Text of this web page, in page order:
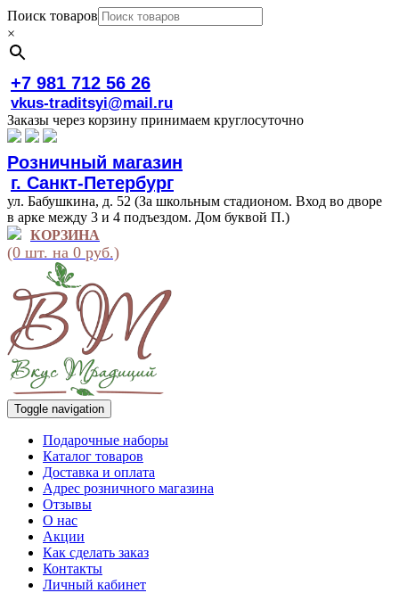
Поиск товаров
×
+7 981 712 56 26
vkus-traditsyi@mail.ru
Заказы через корзину принимаем круглосуточно
Розничный магазин
г. Санкт-Петербург
ул. Бабушкина, д. 52 (За школьным стадионом. Вход во дворе
в арке между 3 и 4 подъездом. Дом буквой П.)
КОРЗИНА
(0 шт. на 0 руб.)
Toggle navigation
Подарочные наборы
Каталог товаров
Доставка и оплата
Адрес розничного магазина
Отзывы
О нас
Акции
Как сделать заказ
Контакты
Личный кабинет